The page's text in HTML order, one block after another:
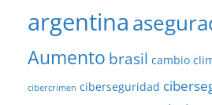
argentina
Aumento brasil cambio
cibercrimen ciberseguridad